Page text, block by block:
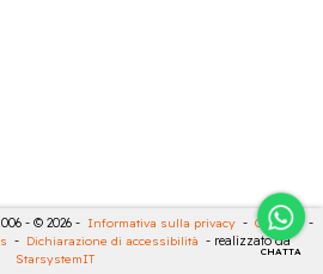
CHATTA
- © 2026 - Informativa sulla privacy - Cookies
-
- Dichiarazione di accessibilità - realizzato da
StarsystemIT